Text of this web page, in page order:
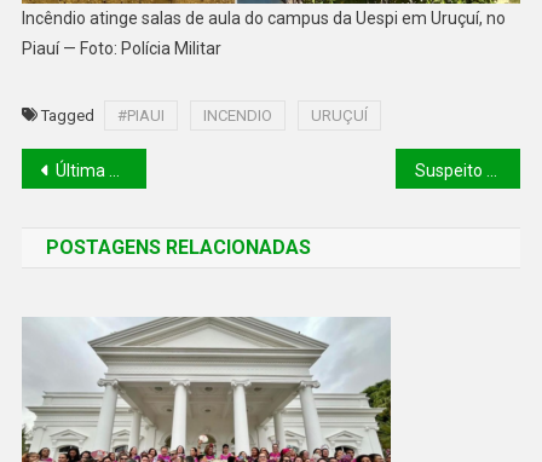
Incêndio atinge salas de aula do campus da Uespi em Uruçuí, no
Piauí — Foto: Polícia Militar
Tagged #PIAUI INCENDIO URUÇUÍ
Última vítima de acidente com ônibus escolar em José de Freitas, criança de 11 anos tem alta hospitalar
POSTAGENS RELACIONADAS